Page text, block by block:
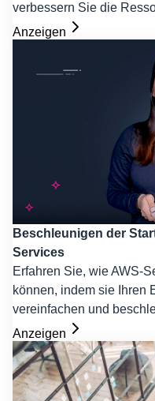
verbessern Sie die
Anzeigen
Beschleunigen der
Services
Erfahren Sie, wie AWS-
können, indem sie Ihren
vereinfachen und
Anzeigen